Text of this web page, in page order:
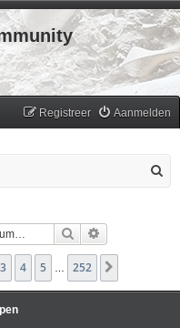
Aanmelden
Registreer
Zoek
252
3 4 5 252